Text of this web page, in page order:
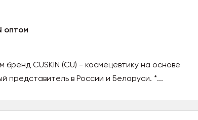
оптом
CUSKIN (CU) - космецевтику на основе
представитель в России и Беларуси. *...